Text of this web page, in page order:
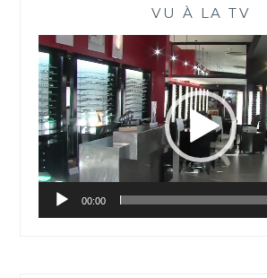
VU À LA TV
Lecteur
vidéo
00:00